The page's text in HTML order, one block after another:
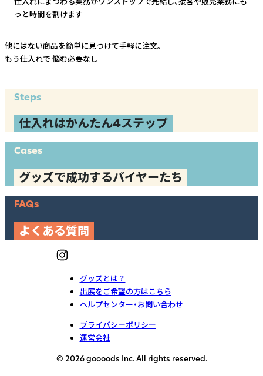
っと時間を割けます
他にはない商品を簡単に見つけて手軽に注文。
もう仕入れで 悩む必要なし
Steps
仕入れはかんたん4ステップ
Cases
グッズで成功するバイヤーたち
FAQs
よくある質問
グッズとは？
出展をご希望の方はこちら
ヘルプセンター・お問い合わせ
プライバシーポリシー
運営会社
© 2026 goooods Inc. All rights reserved.